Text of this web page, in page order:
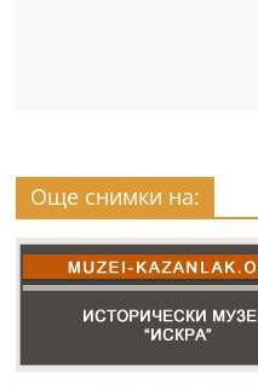
Още снимки на: